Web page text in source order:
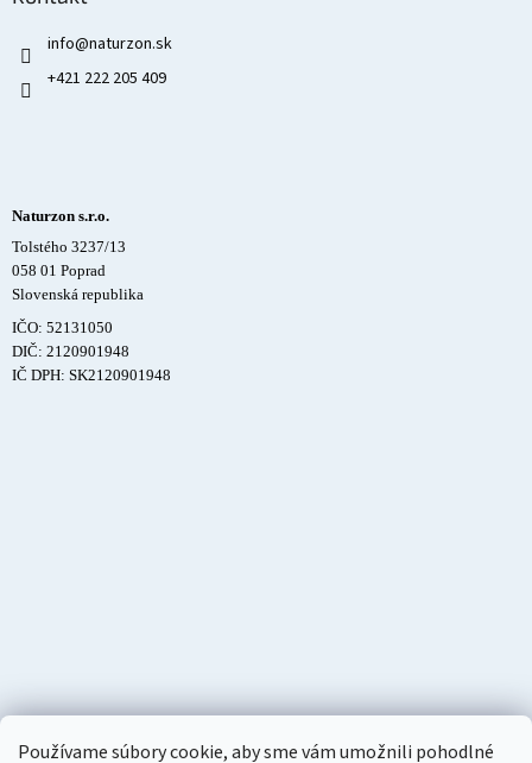
Používame súbory cookie, aby sme vám umožnili pohodlné
info@naturzon.sk
+421 222 205 409
Naturzon s.r.o.
Tolstého 3237/13
058 01 Poprad
Slovenská republika
IČO: 52131050
DIČ: 2120901948
IČ DPH: SK2120901948